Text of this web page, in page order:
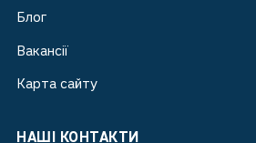
Блог
Вакансії
Карта сайту
НАШІ КОНТАКТИ